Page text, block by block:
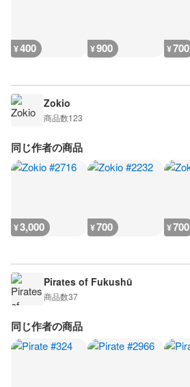
¥400 ¥900 ¥700
Zokio
商品数123
同じ作者の商品
¥3,000 ¥700 ¥700
Pirates of Fukushū
商品数37
同じ作者の商品